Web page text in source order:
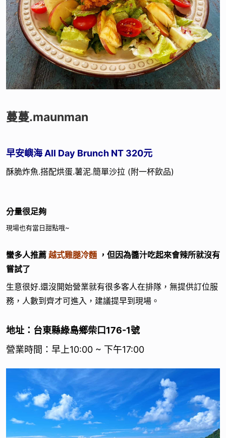
蔓蔓.maunman
早安嶼海 All Day Brunch NT 320元
酥脆炸魚.搭配烘蛋.薯泥.簡單沙拉 (附一杯飲品)
分量很足夠
現場也有當日甜點哦~
蠻多人推薦 越式雞腿冷麵 ， 但因為醬汁吃起來會辣所就沒有
嘗試了
生意很好.還沒開始營業就有很多客人在排隊，無提供訂位服
務，人數到齊才可進入，建議提早到現場。
地址：台東縣綠島鄉柴口176-1號
營業時間：早上10:00 ~ 下午17:00